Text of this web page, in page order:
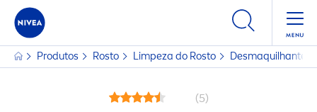
Produtos Rosto Limpeza do Rosto Desmaquilhante
(5)